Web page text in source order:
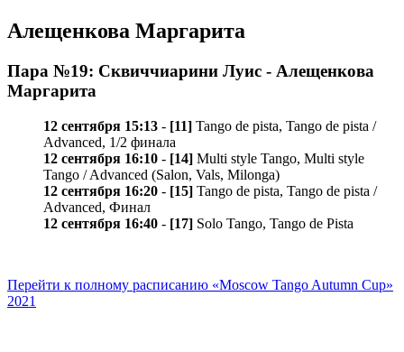
Алещенкова Маргарита
Пара №19: Сквиччиарини Луис - Алещенкова
Маргарита
12 сентября 15:13 - [11] Tango de pista, Tango de pista /
Advanced, 1/2 финала
12 сентября 16:10 - [14] Multi style Tango, Multi style
Tango / Advanced (Salon, Vals, Milonga)
12 сентября 16:20 - [15] Tango de pista, Tango de pista /
Advanced, Финал
12 сентября 16:40 - [17] Solo Tango, Tango de Pista
Перейти к полному расписанию «Moscow Tango Autumn Cup»
2021